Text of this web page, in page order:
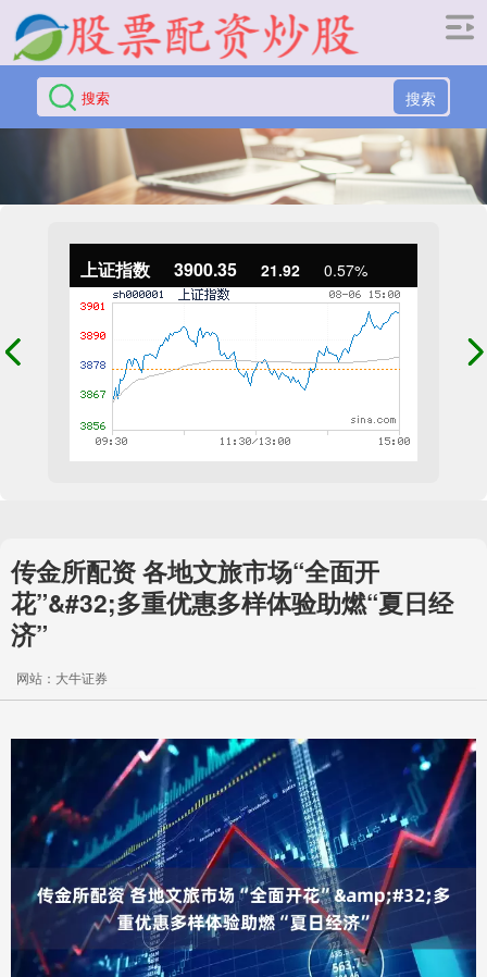
搜索
上证指数 3900.35 21.92 0.57%
传金所配资 各地文旅市场“全面开
花”&#32;多重优惠多样体验助燃“夏日经
济”
网站：大牛证券